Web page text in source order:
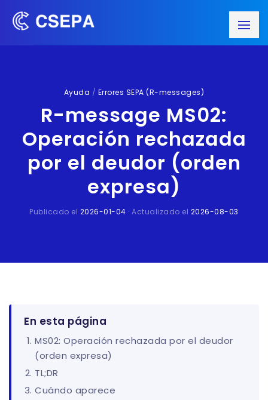
Ayuda / Errores SEPA (R-messages)
R-message MS02:
Operación rechazada
por el deudor (orden
expresa)
Publicado el 2026-01-04 · Actualizado el 2026-08-03
En esta página
MS02: Operación rechazada por el deudor
(orden expresa)
TL;DR
Cuándo aparece